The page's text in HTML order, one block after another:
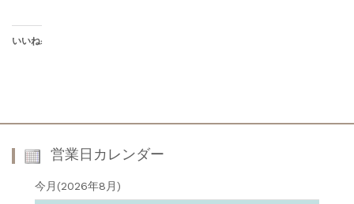
いいね:
営業日カレンダー
今月(2026年8月)